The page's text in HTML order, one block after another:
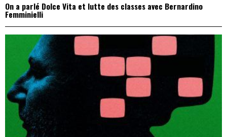
On a parlé Dolce Vita et lutte des classes avec Bernardino
Femminielli